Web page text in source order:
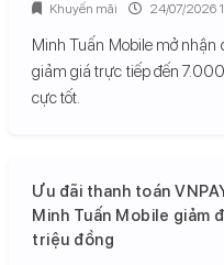
Minh Tuấn Mobile mở
giảm giá trực tiếp đến
cực tốt.
Khuyến mãi 24/07/2026
Ưu đãi thanh toán
Minh Tuấn Mobile giảm
triệu đồng